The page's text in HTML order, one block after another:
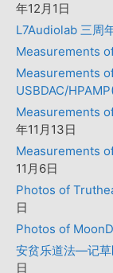
年12月1日
L7Audiolab 三周
Measurements
Measurements
USBDAC/
Measurements
年11月13日
Measurements
11月6日
Photos of
日
Photos of
安贫乐道法—记
日